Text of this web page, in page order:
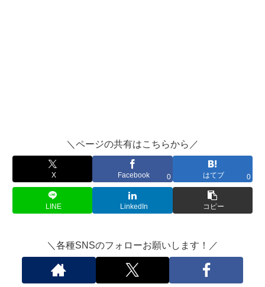
＼ページの共有はこちらから／
X Facebook 0 はてブ 0
LINE LinkedIn コピー
＼各種SNSのフォローお願いします！／